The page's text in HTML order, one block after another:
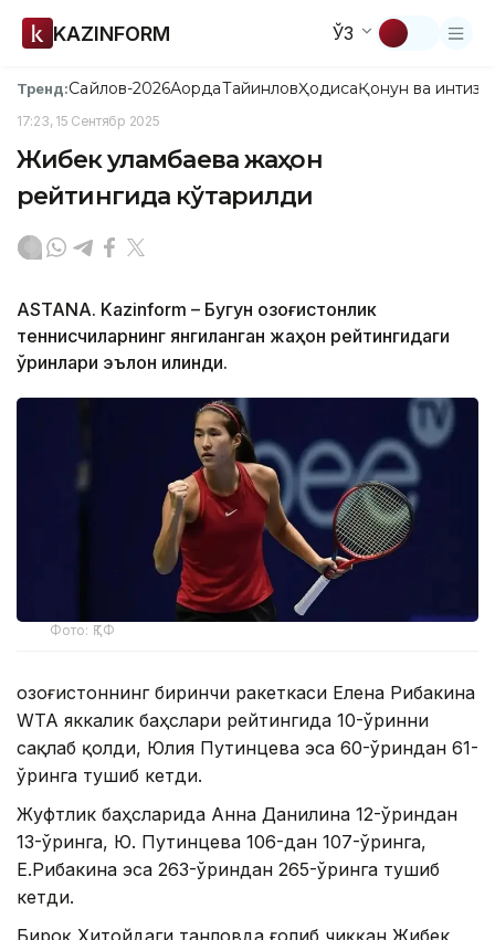
KAZINFORM ЎЗ
Тренд:Сайлов-2026АқордаТайинловҲодисаҚонун ва
17:23, 15 Сентябр 2025
Жибек Қуламбаева жаҳон
рейтингида кўтарилди
ASTANA. Kazinform – Бугун қозоғистонлик
теннисчиларнинг янгиланган жаҳон рейтингидаги
ўринлари эълон қилинди.
Фото: ҚТФ
Қозоғистоннинг биринчи ракеткаси Елена Рибакина
WТА яккалик баҳслари рейтингида 10-ўринни
сақлаб қолди, Юлия Путинцева эса 60-ўриндан 61-
ўринга тушиб кетди.
Жуфтлик баҳсларида Анна Данилина 12-ўриндан
13-ўринга, Ю. Путинцева 106-дан 107-ўринга,
Е.Рибакина эса 263-ўриндан 265-ўринга тушиб
кетди.